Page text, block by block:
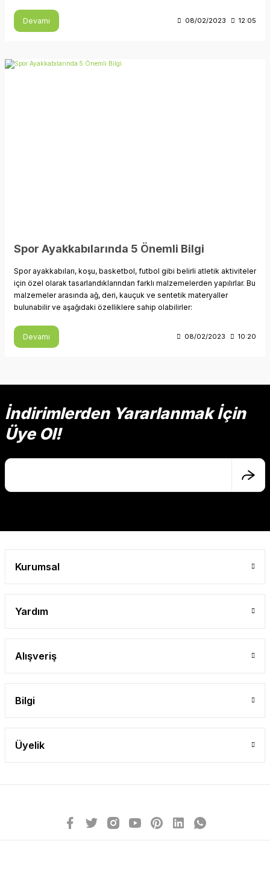
Devamı 08/02/2023 12:05
Spor Ayakkabılarında 5 Önemli Bilgi
Spor ayakkabıları, koşu, basketbol, futbol gibi belirli atletik aktiviteler
için özel olarak tasarlandıklarından farklı malzemelerden yapılırlar. Bu
malzemeler arasında ağ, deri, kauçuk ve sentetik materyaller
bulunabilir ve aşağıdaki özelliklere sahip olabilirler:
Devamı 08/02/2023 10:20
İndirimlerden Yararlanmak İçin
Üye Ol!
Kurumsal
Yardım
Alışveriş
Bilgi
Üyelik